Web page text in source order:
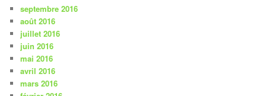
septembre 2016
août 2016
juillet 2016
juin 2016
mai 2016
avril 2016
mars 2016